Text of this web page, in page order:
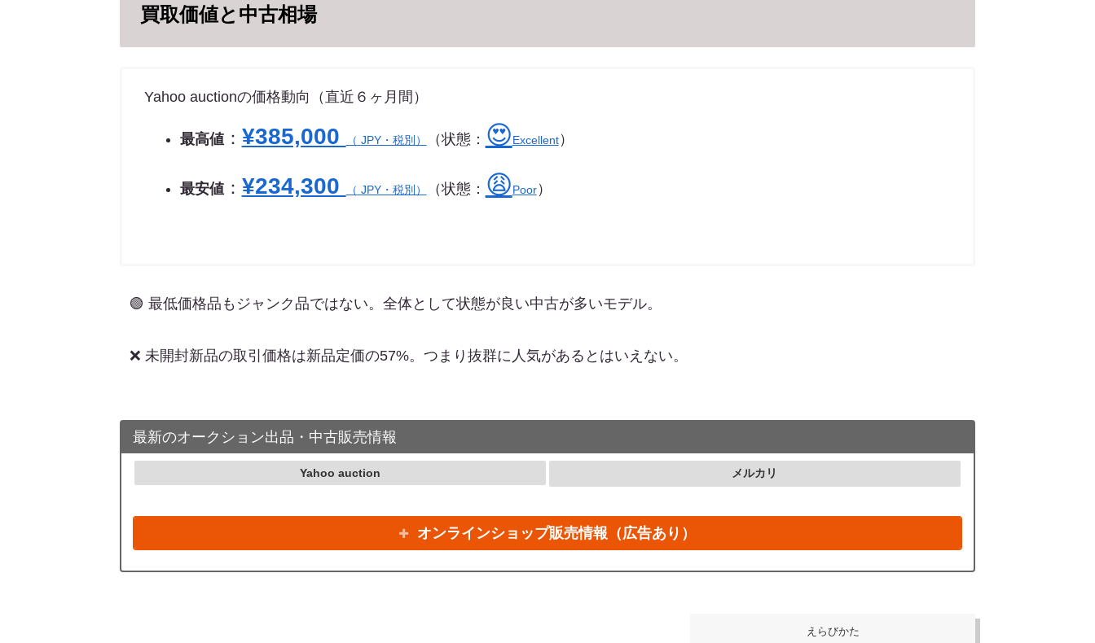
買取価値と中古相場
Yahoo auctionの価格動向（直近６ヶ月間）
最高値： ¥385,000 （ JPY・税別） （状態： 😍Excellent）
最安値： ¥234,300 （ JPY・税別） （状態： 😩Poor）
🟢 最低価格品もジャンク品ではない。全体として状態が良い中古が多いモデル。
❌ 未開封新品の取引価格は新品定価の57%。つまり抜群に人気があるとはいえない。
最新のオークション出品・中古販売情報
Yahoo auction メルカリ
オンラインショップ販売情報（広告あり）
えらびかた